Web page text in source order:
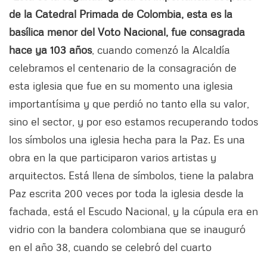
de la Catedral Primada de Colombia, esta es la
basílica menor del Voto Nacional, fue consagrada
hace ya 103 años, cuando comenzó la Alcaldía
celebramos el centenario de la consagración de
esta iglesia que fue en su momento una iglesia
importantísima y que perdió no tanto ella su valor,
sino el sector, y por eso estamos recuperando todos
los símbolos una iglesia hecha para la Paz. Es una
obra en la que participaron varios artistas y
arquitectos. Está llena de símbolos, tiene la palabra
Paz escrita 200 veces por toda la iglesia desde la
fachada, está el Escudo Nacional, y la cúpula era en
vidrio con la bandera colombiana que se inauguró
en el año 38, cuando se celebró del cuarto